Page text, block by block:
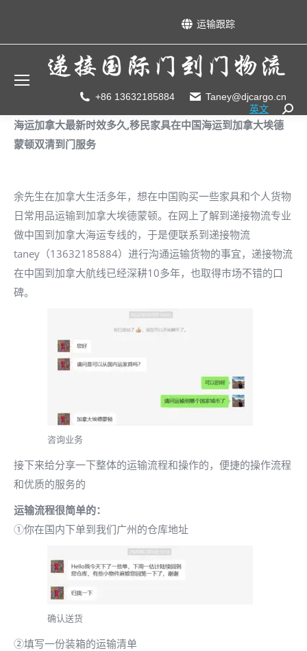
运输跟踪
+86 13632185884
Taney@djcargo.cn
英文
​​海运加拿大最新时效多久,移民家具在中国海运到加拿大埃德
蒙顿双清到门服务
余先生在加拿大生活多年，想在中国购买一些家具和个人货物
日常用品运输到加拿大埃德蒙顿。在网上了解到递接物流专业
做中国到加拿大海运专线的，于是便联系到递接物流
taney（13632185884）进行沟通运输货物的事宜，递接物流
在中国到加拿大航线已经深耕10多年，也取得市场不错的口
碑。​
咨询业务
接下来给分享一下整体的运输流程和操作的，便捷的操作流程
和优质的服务的
运输流程很简单的：
①你在国内下单到我们广州的仓库地址
确认送货
②填写一份装箱的运输清单